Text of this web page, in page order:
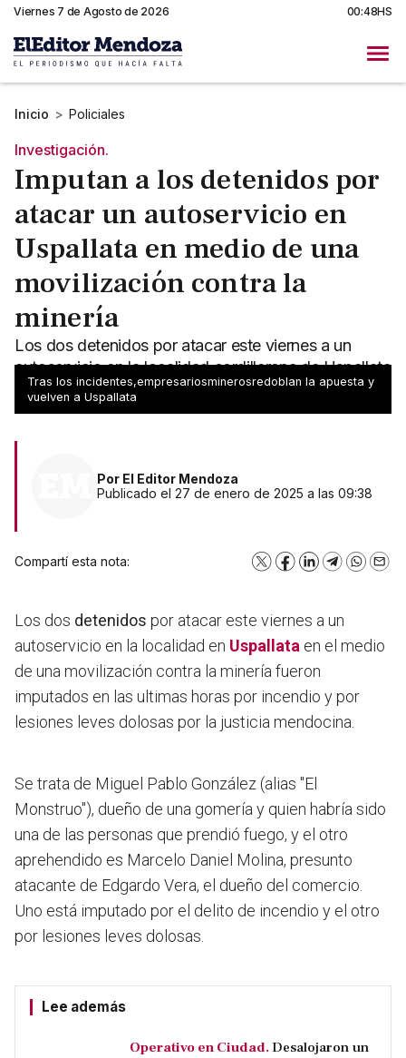
Viernes 7 de Agosto de 2026 00:48HS
Inicio > Policiales
Investigación.
Imputan a los detenidos por
atacar un autoservicio en
Uspallata en medio de una
movilización contra la
minería
Los dos detenidos por atacar este viernes a un
autoservicio en la localidad cordillerana de Uspallata
quedaron imputados por incendio y lesiones leves.
Tras los incidentes,empresariosminerosredoblan la apuesta y
vuelven a Uspallata
Por El Editor Mendoza
Publicado el 27 de enero de 2025 a las 09:38
Compartí esta nota: X Facebook
LinkedInTelegram
Los dos detenidos por atacar este viernes a un
autoservicio en la localidad en Uspallata en el medio
de una movilización contra la minería fueron
imputados en las ultimas horas por incendio y por
lesiones leves dolosas por la justicia mendocina.
Se trata de Miguel Pablo González (alias "El
Monstruo"), dueño de una gomería y quien habría sido
una de las personas que prendió fuego, y el otro
aprehendido es Marcelo Daniel Molina, presunto
atacante de Edgardo Vera, el dueño del comercio.
Uno está imputado por el delito de incendio y el otro
por lesiones leves dolosas.
Lee además
Operativo en Ciudad. Desalojaron un